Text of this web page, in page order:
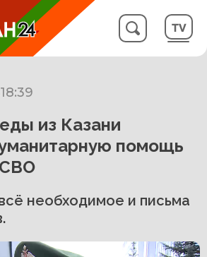
18:39
из Казани
помощь
необходимое и письма